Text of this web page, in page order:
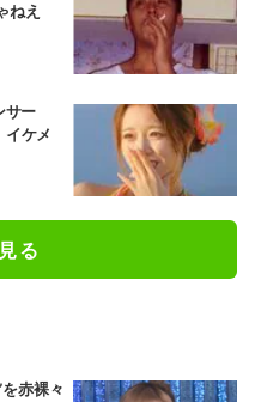
ねえ
サー
イケメ
る
赤裸々